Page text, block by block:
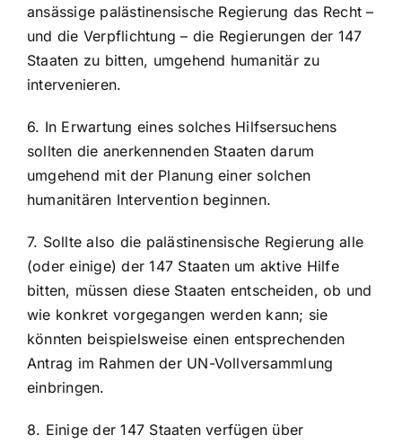
ansässige palästinensische Regierung das Recht –
und die Verpflichtung – die Regierungen der 147
Staaten zu bitten, umgehend humanitär zu
intervenieren.
6. In Erwartung eines solches Hilfsersuchens
sollten die anerkennenden Staaten darum
umgehend mit der Planung einer solchen
humanitären Intervention beginnen.
7. Sollte also die palästinensische Regierung alle
(oder einige) der 147 Staaten um aktive Hilfe
bitten, müssen diese Staaten entscheiden, ob und
wie konkret vorgegangen werden kann; sie
könnten beispielsweise einen entsprechenden
Antrag im Rahmen der UN-Vollversammlung
einbringen.
8. Einige der 147 Staaten verfügen über